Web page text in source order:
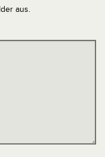
aus.